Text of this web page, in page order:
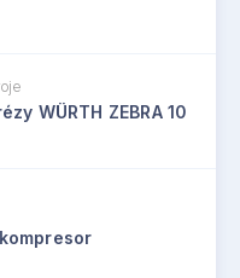
WÜRTH ZEBRA 10